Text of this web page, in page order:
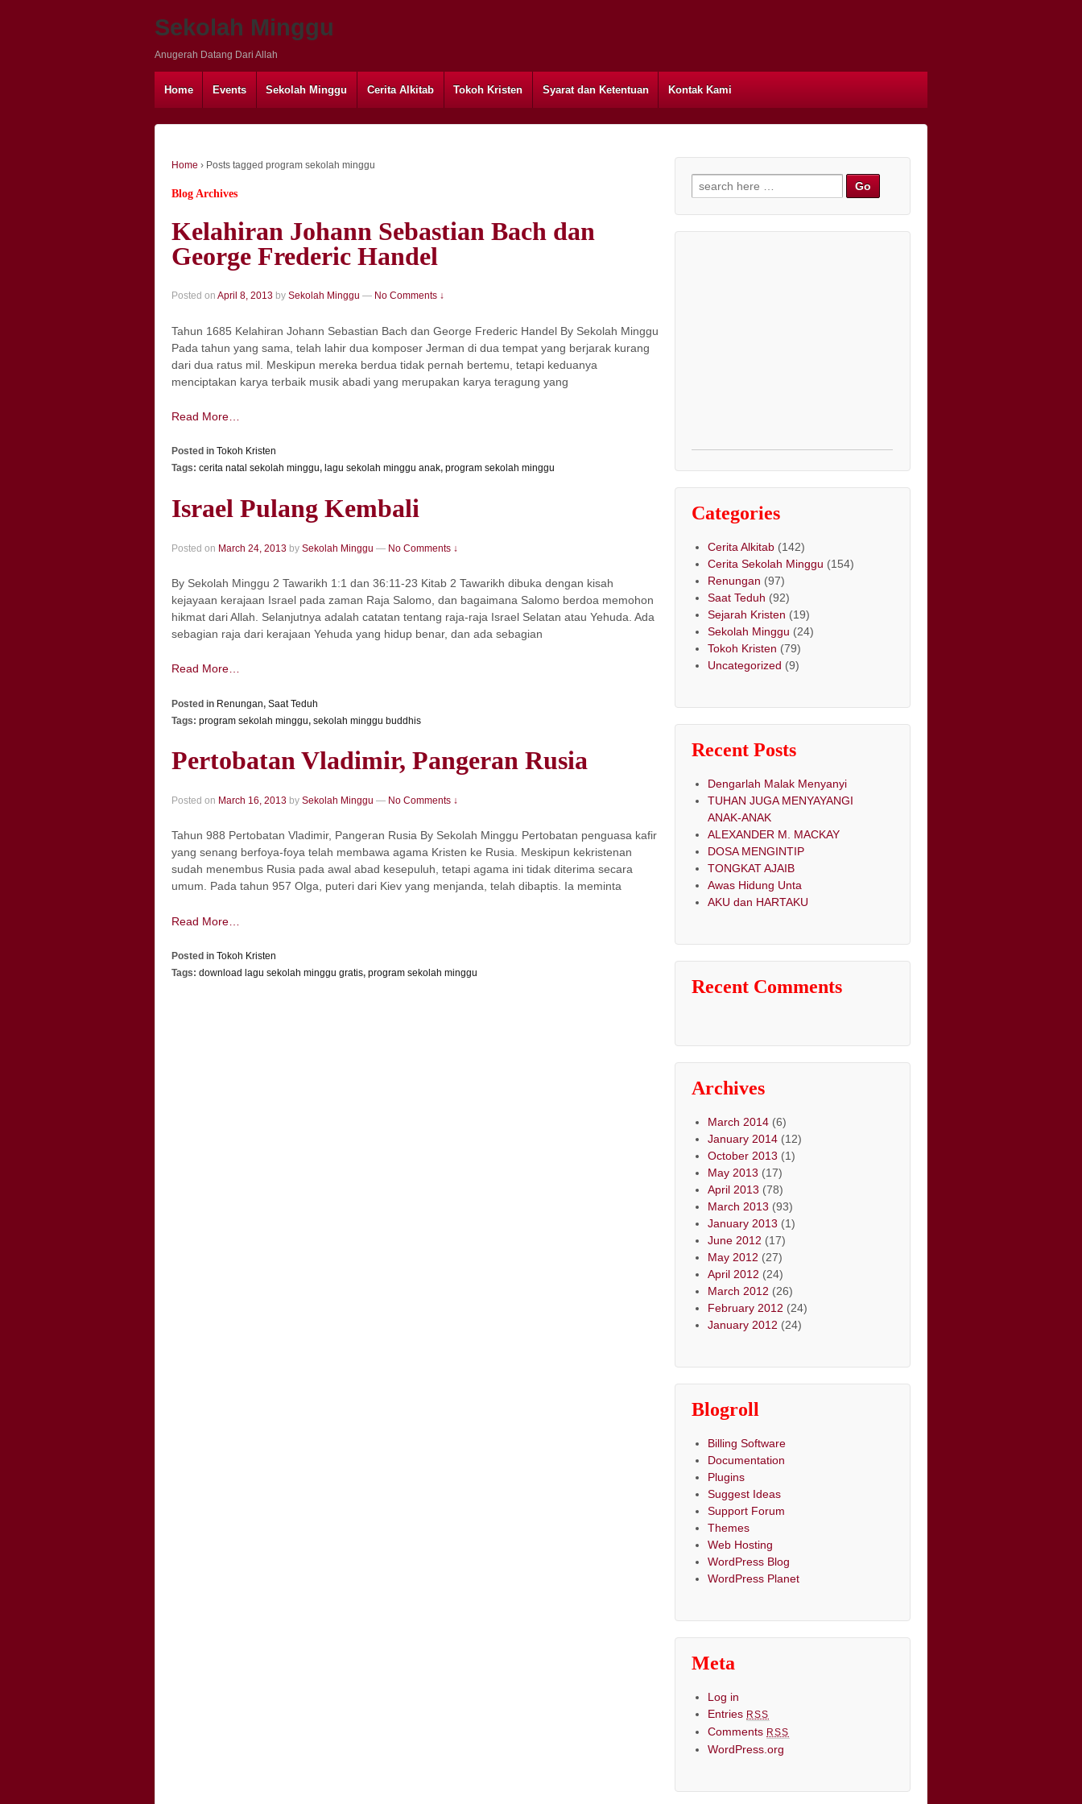
Sekolah Minggu
Anugerah Datang Dari Allah
Home Events Sekolah Minggu Cerita Alkitab Tokoh Kristen Syarat dan Ketentuan Kontak Kami
Home › Posts tagged program sekolah minggu
Blog Archives
Kelahiran Johann Sebastian Bach dan
George Frederic Handel
Posted on April 8, 2013 by Sekolah Minggu — No Comments ↓
Tahun 1685 Kelahiran Johann Sebastian Bach dan George Frederic Handel By Sekolah Minggu
Pada tahun yang sama, telah lahir dua komposer Jerman di dua tempat yang berjarak kurang
dari dua ratus mil. Meskipun mereka berdua tidak pernah bertemu, tetapi keduanya
menciptakan karya terbaik musik abadi yang merupakan karya teragung yang
Read More…
Posted in Tokoh Kristen
Tags: cerita natal sekolah minggu, lagu sekolah minggu anak, program sekolah minggu
Israel Pulang Kembali
Posted on March 24, 2013 by Sekolah Minggu — No Comments ↓
By Sekolah Minggu 2 Tawarikh 1:1 dan 36:11-23 Kitab 2 Tawarikh dibuka dengan kisah
kejayaan kerajaan Israel pada zaman Raja Salomo, dan bagaimana Salomo berdoa memohon
hikmat dari Allah. Selanjutnya adalah catatan tentang raja-raja Israel Selatan atau Yehuda. Ada
sebagian raja dari kerajaan Yehuda yang hidup benar, dan ada sebagian
Read More…
Posted in Renungan, Saat Teduh
Tags: program sekolah minggu, sekolah minggu buddhis
Pertobatan Vladimir, Pangeran Rusia
Posted on March 16, 2013 by Sekolah Minggu — No Comments ↓
Tahun 988 Pertobatan Vladimir, Pangeran Rusia By Sekolah Minggu Pertobatan penguasa kafir
yang senang berfoya-foya telah membawa agama Kristen ke Rusia. Meskipun kekristenan
sudah menembus Rusia pada awal abad kesepuluh, tetapi agama ini tidak diterima secara
umum. Pada tahun 957 Olga, puteri dari Kiev yang menjanda, telah dibaptis. Ia meminta
Read More…
Posted in Tokoh Kristen
Tags: download lagu sekolah minggu gratis, program sekolah minggu
Search for:
Categories
Cerita Alkitab (142)
Cerita Sekolah Minggu (154)
Renungan (97)
Saat Teduh (92)
Sejarah Kristen (19)
Sekolah Minggu (24)
Tokoh Kristen (79)
Uncategorized (9)
Recent Posts
Dengarlah Malak Menyanyi
TUHAN JUGA MENYAYANGI
ANAK-ANAK
ALEXANDER M. MACKAY
DOSA MENGINTIP
TONGKAT AJAIB
Awas Hidung Unta
AKU dan HARTAKU
Recent Comments
Archives
March 2014 (6)
January 2014 (12)
October 2013 (1)
May 2013 (17)
April 2013 (78)
March 2013 (93)
January 2013 (1)
June 2012 (17)
May 2012 (27)
April 2012 (24)
March 2012 (26)
February 2012 (24)
January 2012 (24)
Blogroll
Billing Software
Documentation
Plugins
Suggest Ideas
Support Forum
Themes
Web Hosting
WordPress Blog
WordPress Planet
Meta
Log in
Entries RSS
Comments RSS
WordPress.org